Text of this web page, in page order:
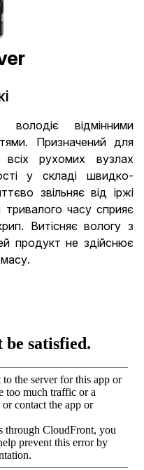
відмінними
Призначений для
рухомих вузлах
у складі швидко-
звільняє від іржі
тривалого часу сприяє
Витісняє вологу з
продукт не здійснює